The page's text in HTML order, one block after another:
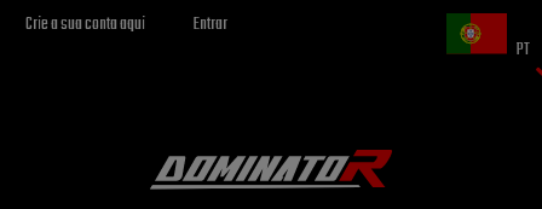
Crie a sua conta aqui
Entrar
PT